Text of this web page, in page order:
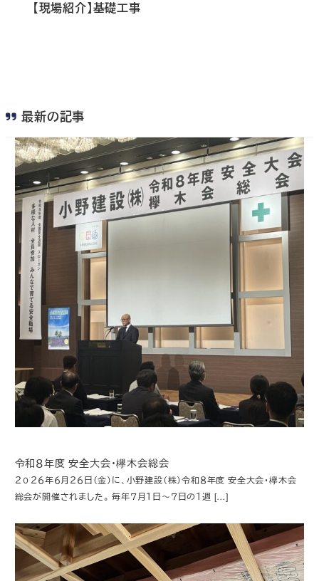
【現場紹介】基礎工事
最新の記事
令和８年度 安全大会・欅木会総会
２０２６年６月２６日（金）に、小野建設（株）令和８年度 安全大会・欅木会
総会が開催されました。 毎年７月１日～７日の１週 […]